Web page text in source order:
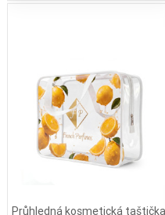
Průhledná kosmetická taštička